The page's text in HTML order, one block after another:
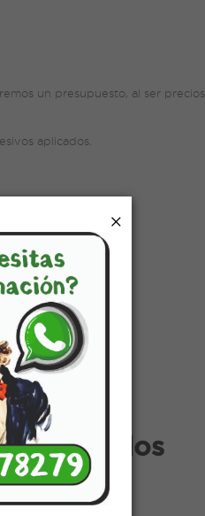
un presupuesto, al ser precios
aplicados.
×